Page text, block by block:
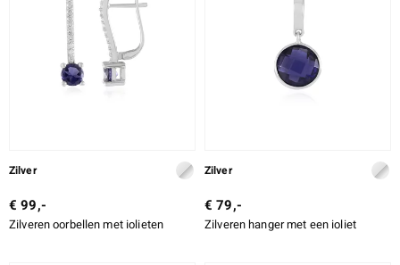
Zilver
€ 99,-
Zilveren oorbellen met iolieten
Zilver
€ 79,-
Zilveren hanger met een ioliet